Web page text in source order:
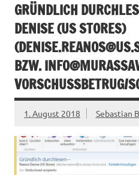
GRÜNDLICH
DENISE (US STORES)
(
BZW.
VORSCHUSSBETRUG/
1. August 2018 Sebastian